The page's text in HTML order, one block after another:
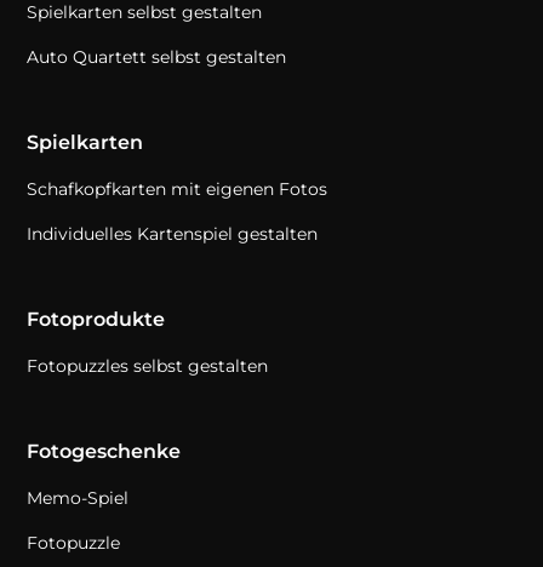
Spielkarten selbst gestalten
Auto Quartett selbst gestalten
Spielkarten
Schafkopfkarten mit eigenen Fotos
Individuelles Kartenspiel gestalten
Fotoprodukte
Fotopuzzles selbst gestalten
Fotogeschenke
Memo-Spiel
Fotopuzzle